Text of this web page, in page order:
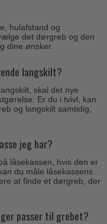
hulafstand og
det dørgreb og den
dine ønsker.
langskilt?
skal det nye
Er du i tvivl, kan
og langskilt samtidig,
jeg har?
låsekassen, hvis den er
du måle låsekassens
at finde et dørgreb, der
passer til grebet?